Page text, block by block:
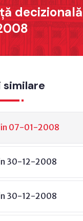
decizională
similare
07-01-2008
30-12-2008
30-12-2008